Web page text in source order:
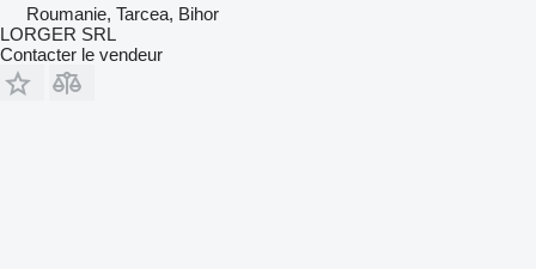
Roumanie, Tarcea, Bihor
LORGER SRL
Contacter le vendeur